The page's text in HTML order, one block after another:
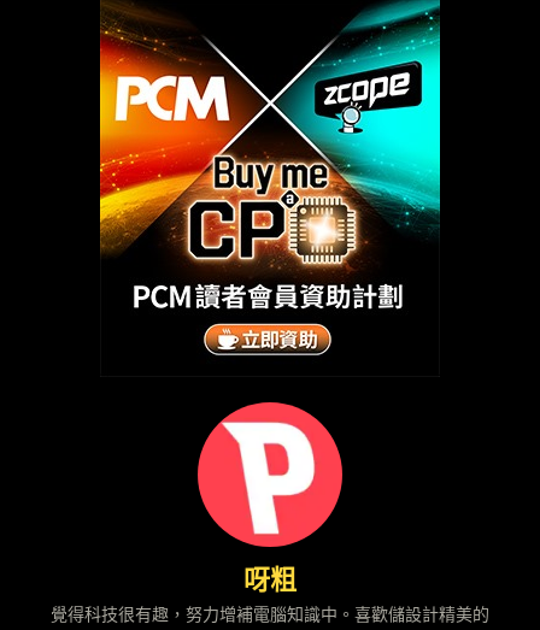
呀粗
覺得科技很有趣，努力增補電腦知識中。喜歡儲設計精美的